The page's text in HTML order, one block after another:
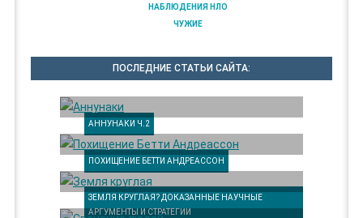
НАБЛЮДЕНИЯ НЛО
ЧУЖИЕ
ПОСЛЕДНИЕ СТАТЬИ САЙТА:
АННУНАКИ Ч.2
ПОХИЩЕНИЕ БЕТТИ АНДРЕАССОН
ЗЕМЛЯ КРУГЛАЯ? ДОКАЗАННЫЕ НАУЧНЫЕ
АРГУМЕНТЫ И СТРАТЕГИИ